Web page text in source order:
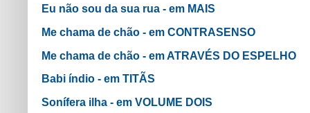
Eu não sou da sua rua - em MAIS
Me chama de chão - em CONTRASENSO
Me chama de chão - em ATRAVÉS DO ESPELHO
Babi índio - em TITÃS
Sonífera ilha - em VOLUME DOIS